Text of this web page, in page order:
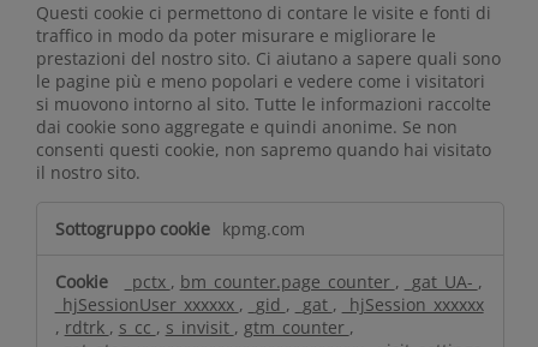
Questi cookie ci permettono di contare le visite e fonti di
traffico in modo da poter misurare e migliorare le
prestazioni del nostro sito. Ci aiutano a sapere quali sono
le pagine più e meno popolari e vedere come i visitatori
si muovono intorno al sito. Tutte le informazioni raccolte
dai cookie sono aggregate e quindi anonime. Se non
consenti questi cookie, non sapremo quando hai visitato
il nostro sito.
kpmg.com
_pctx , bm_counter.page_counter , _gat_UA- ,
_hjSessionUser_xxxxxx , _gid , _gat ,
_hjSession_xxxxxx
, rdtrk , s_cc , s_invisit , gtm_counter ,